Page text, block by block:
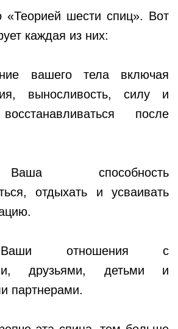
шести спиц». Вот
каждая из них:
вашего тела включая
выносливость, силу и
после
способность
отдыхать и усваивать
Ваши отношения с
друзьями, детьми и
партнерами.